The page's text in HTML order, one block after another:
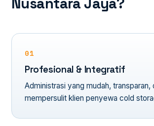
01
Profesional & Integratif
Administrasi yang mudah, transparan,
mempersulit klien penyewa cold